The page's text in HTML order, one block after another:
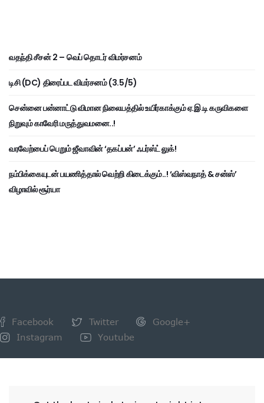
வதந்தி சீசன் 2 – வெப் தொடர் விமர்சனம்
டிசி (DC) திரைப்பட விமர்சனம் (3.5/5)
சென்னை பன்னாட்டு விமான நிலையத்தில் உயிர்காக்கும் ஏ.இ.டி கருவிகளை
நிறுவும் காவேரி மருத்துவமனை..!
வரவேற்பைப் பெறும் ஜீவாவின் ‘தகப்பன்’ ஃபர்ஸ்ட் லுக்!
நம்பிக்கையுடன் பயணித்தால் வெற்றி கிடைக்கும்..! ‘விஸ்வநாத் & சன்ஸ்’
விழாவில் சூர்யா
Facebook Twitter
Google+
Instagram
Youtube